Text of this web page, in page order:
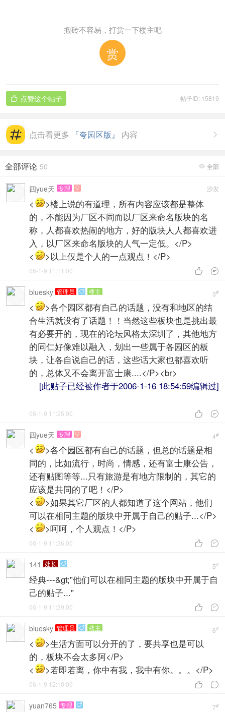
搬砖不容易，打赏一下楼主吧
赏
帖子ID: 15819
 点赞这个帖子

点击看更多 『夸园区版』 内容
 全部
全部评论 50
沙发
四yue天 专理 
<
>楼上说的有道理，所有内容应该都是整体
的，不能因为厂区不同而以厂区来命名版块的名
称，人都喜欢热闹的地方，好的版块人人都喜欢进
入，以厂区来命名版块的人气一定低。</P>
<
>以上仅是个人的一点观点！</P>
 
06-1-9 11:11:00
3#
bluesky 管理员  楼主
<
>各个园区都有自己的话题，没有和地区的结
合生活就没有了话题！！当然这些板块也是挑出最
有必要开的，现在的论坛风格太深圳了，其他地方
的同仁好像难以融入，划出一些属于各园区的板
块，让各自说自己的话，这些话大家也都喜欢听
的，总体又不会离开富士康....</P><br>
[此贴子已经被作者于2006-1-16 18:54:59编辑过]
 
06-1-9 11:25:00
4#
四yue天 专理 
<
>各个园区都有自己的话题，但总的话题是相
同的，比如流行，时尚，情感，还有富士康公告，
还有贴图等等...只有旅游是有地方限制的，其它的
应该是共同的了吧！</P>
<
>如果其它厂区的人都知道了这个网站，他们
可以在相同主题的版块中开属于自己的贴子...</P>
<
>呵呵，个人观点！</P>
 
06-1-9 11:36:00
5#
141 处长 
经典---&gt;"他们可以在相同主题的版块中开属于自
己的贴子..."
 
06-1-9 11:39:00
6#
bluesky 管理员  楼主
<
>生活方面可以分开的了，要共享也是可以
的，板块不会太多阿</P>
<
>若即若离，你中有我，我中有你。。。</P>
 
06-1-9 12:10:00
7#
yuan765 专理 